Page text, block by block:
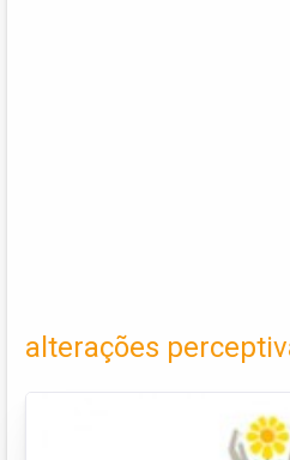
alterações